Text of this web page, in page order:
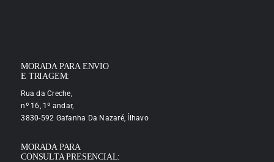
MORADA PARA ENVIO
E TRIAGEM:
Rua da Creche,
nº 16, 1º andar,
3830-592 Gafanha Da Nazaré, Ílhavo
MORADA PARA
CONSULTA PRESENCIAL: